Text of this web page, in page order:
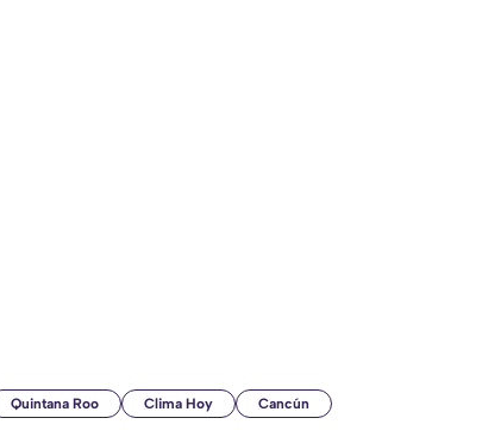
Quintana Roo Clima Hoy Cancún